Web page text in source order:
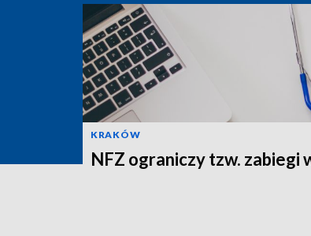
KRAKÓW
NFZ ograniczy tzw. zabiegi